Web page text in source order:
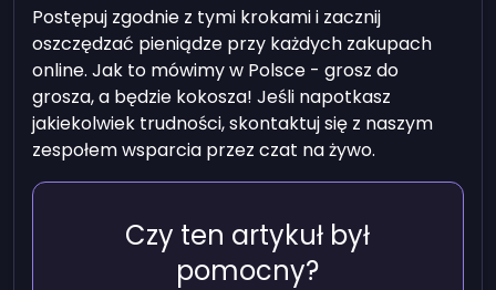
Postępuj zgodnie z tymi krokami i zacznij
oszczędzać pieniądze przy każdych zakupach
online. Jak to mówimy w Polsce - grosz do
grosza, a będzie kokosza! Jeśli napotkasz
jakiekolwiek trudności, skontaktuj się z naszym
zespołem wsparcia przez czat na żywo.
Czy ten artykuł był
pomocny?